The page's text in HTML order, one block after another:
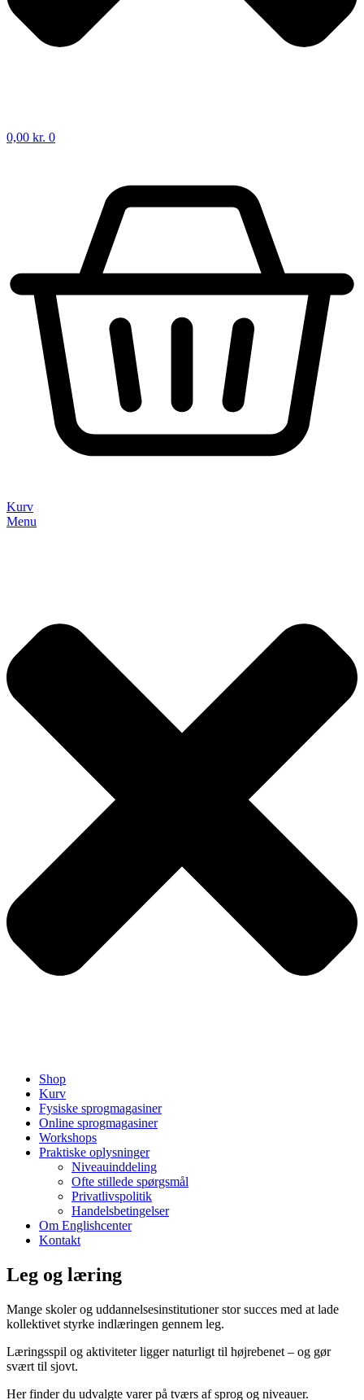
0,00 kr. 0
Kurv
Menu
Shop
Kurv
Fysiske sprogmagasiner
Online sprogmagasiner
Workshops
Praktiske oplysninger
Niveauinddeling
Ofte stillede spørgsmål
Privatlivspolitik
Handelsbetingelser
Om Englishcenter
Kontakt
Leg og læring
Mange skoler og uddannelsesinstitutioner stor succes med at lade
kollektivet styrke indlæringen gennem leg.
Læringsspil og aktiviteter ligger naturligt til højrebenet – og gør
svært til sjovt.
Her finder du udvalgte varer på tværs af sprog og niveauer.